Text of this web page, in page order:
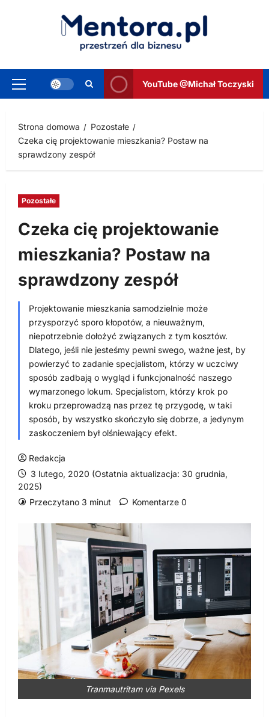
Menu
YouTube @Michał Toczyski
Strona domowa
Pozostałe
Czeka cię projektowanie mieszkania? Postaw na
sprawdzony zespół
Pozostałe
Czeka cię projektowanie
mieszkania? Postaw na
sprawdzony zespół
Projektowanie mieszkania samodzielnie może
przysporzyć sporo kłopotów, a nieuważnym,
niepotrzebnie dołożyć związanych z tym kosztów.
Dlatego, jeśli nie jesteśmy pewni swego, ważne jest, by
powierzyć to zadanie specjalistom, którzy w uczciwy
sposób zadbają o wygląd i funkcjonalność naszego
wymarzonego lokum. Specjalistom, którzy krok po
kroku przeprowadzą nas przez tę przygodę, w taki
sposób, by wszystko skończyło się dobrze, a jedynym
zaskoczeniem był olśniewający efekt.
Redakcja
3 lutego, 2020 (Ostatnia aktualizacja: 30 grudnia,
2025)
Przeczytano 3 minut
Komentarze 0
Tranmautritam via Pexels